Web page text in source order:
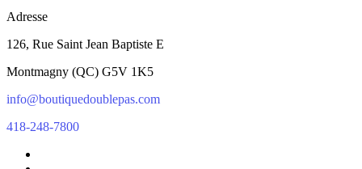
Adresse
126, Rue Saint Jean Baptiste E
Montmagny (QC) G5V 1K5
info@boutiquedoublepas.com
418-248-7800